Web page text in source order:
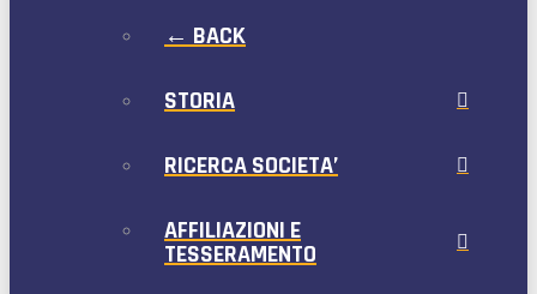
← BACK
STORIA
RICERCA SOCIETA’
AFFILIAZIONI E
TESSERAMENTO